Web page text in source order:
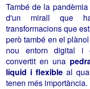
També de la
d'un mirall que
transformacions que
però també en el
nou entorn digital i
convertit en una
líquid i flexible al
tenen més importància.